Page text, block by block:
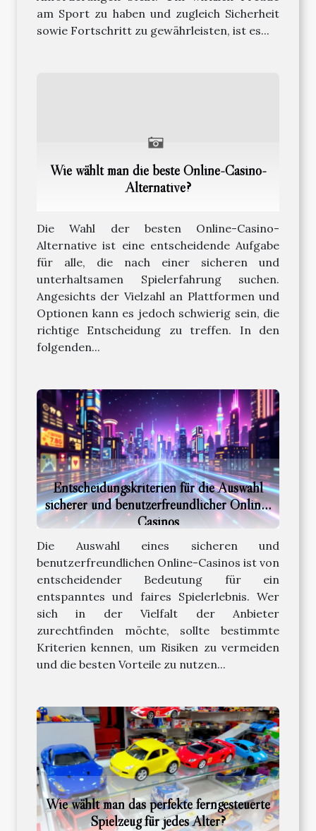
am Sport zu haben und zugleich Sicherheit
sowie Fortschritt zu gewährleisten, ist es...
Wie wählt man die beste Online-Casino-
Alternative?
Die Wahl der besten Online-Casino-
Alternative ist eine entscheidende Aufgabe
für alle, die nach einer sicheren und
unterhaltsamen Spielerfahrung suchen.
Angesichts der Vielzahl an Plattformen und
Optionen kann es jedoch schwierig sein, die
richtige Entscheidung zu treffen. In den
folgenden...
Entscheidungskriterien für die Auswahl
sicherer und benutzerfreundlicher Online-
Casinos
Die Auswahl eines sicheren und
benutzerfreundlichen Online-Casinos ist von
entscheidender Bedeutung für ein
entspanntes und faires Spielerlebnis. Wer
sich in der Vielfalt der Anbieter
zurechtfinden möchte, sollte bestimmte
Kriterien kennen, um Risiken zu vermeiden
und die besten Vorteile zu nutzen...
Wie wählt man das perfekte ferngesteuerte
Spielzeug für jedes Alter?